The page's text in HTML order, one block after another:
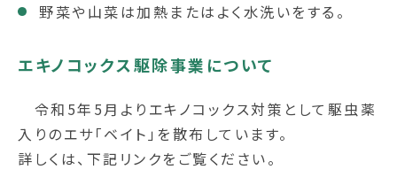
野菜や山菜は加熱またはよく水洗いをする。
エキノコックス駆除事業について
令和5年5月よりエキノコックス対策として駆虫薬
入りのエサ「ベイト」を散布しています。
詳しくは、下記リンクをご覧ください。